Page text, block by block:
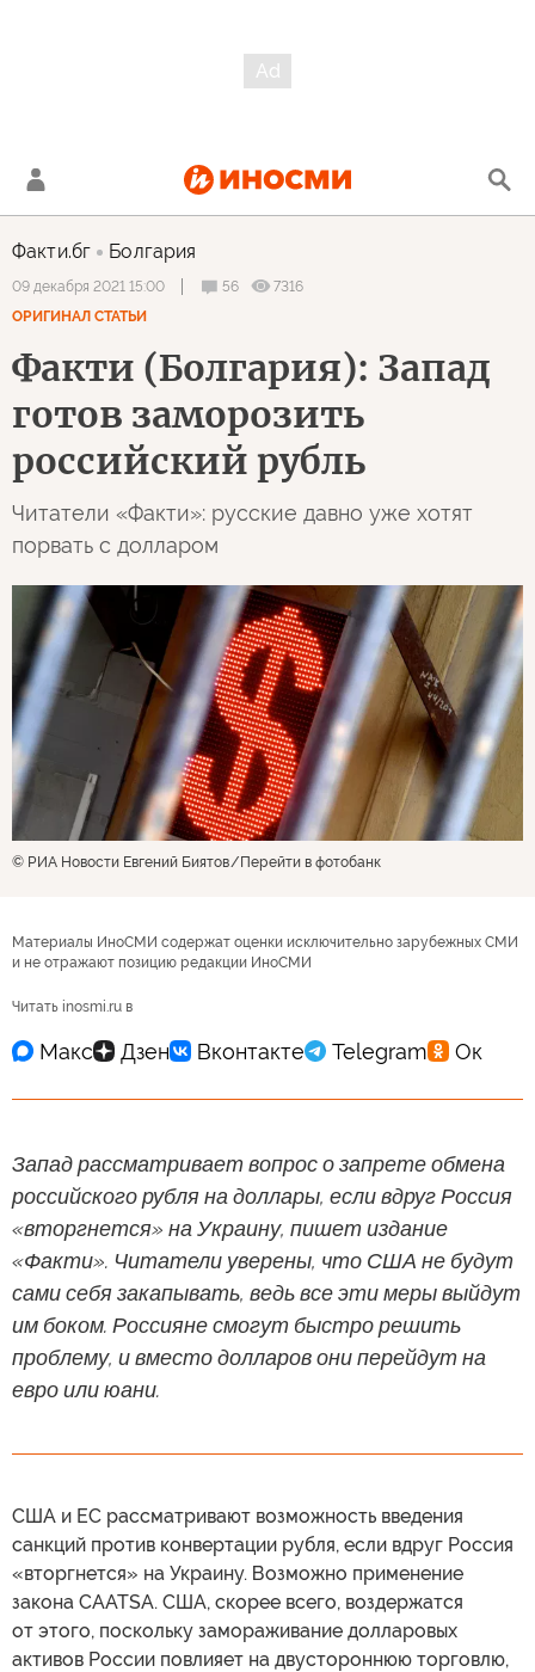
Факти.бг Болгария
09 декабря 2021 15:00 56
7316
ОРИГИНАЛ СТАТЬИ
Факти (Болгария): Запад
готов заморозить
российский рубль
Читатели «Факти»: русские давно уже хотят
порвать с долларом
© РИА Новости Евгений Биятов Перейти в фотобанк
Материалы ИноСМИ содержат оценки исключительно зарубежных СМИ
и не отражают позицию редакции ИноСМИ
Читать inosmi.ru в
Запад рассматривает вопрос о запрете обмена
российского рубля на доллары, если вдруг Россия
«вторгнется» на Украину, пишет издание
«Факти». Читатели уверены, что США не будут
сами себя закапывать, ведь все эти меры выйдут
им боком. Россияне смогут быстро решить
проблему, и вместо долларов они перейдут на
евро или юани.
США и ЕС рассматривают возможность введения
санкций против конвертации рубля, если вдруг Россия
«вторгнется» на Украину. Возможно применение
закона CAATSA. США, скорее всего, воздержатся
от этого, поскольку замораживание долларовых
активов России повлияет на двустороннюю торговлю,